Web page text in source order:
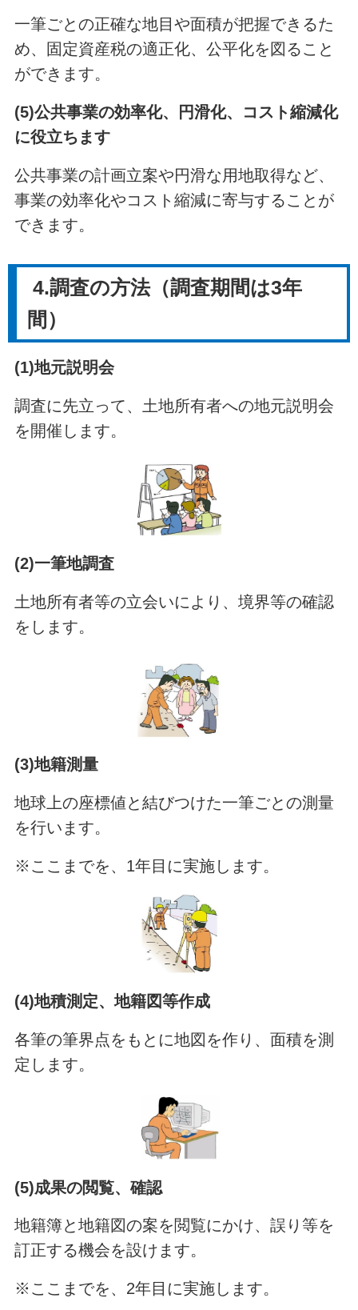
一筆ごとの正確な地目や面積が把握できるた
め、固定資産税の適正化、公平化を図ること
ができます。
(5)公共事業の効率化、円滑化、コスト縮減化
に役立ちます
公共事業の計画立案や円滑な用地取得など、
事業の効率化やコスト縮減に寄与することが
できます。
4.調査の方法（調査期間は3年
間）
(1)地元説明会
調査に先立って、土地所有者への地元説明会
を開催します。
(2)一筆地調査
土地所有者等の立会いにより、境界等の確認
をします。
(3)地籍測量
地球上の座標値と結びつけた一筆ごとの測量
を行います。
※ここまでを、1年目に実施します。
(4)地積測定、地籍図等作成
各筆の筆界点をもとに地図を作り、面積を測
定します。
(5)成果の閲覧、確認
地籍簿と地籍図の案を閲覧にかけ、誤り等を
訂正する機会を設けます。
※ここまでを、2年目に実施します。